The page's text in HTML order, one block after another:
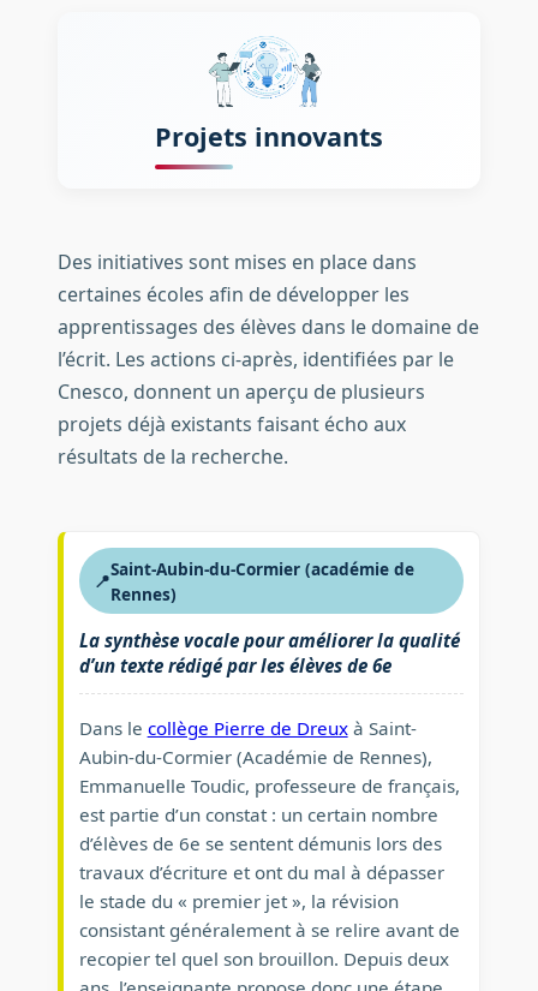
Projets innovants
Des initiatives sont mises en place dans
certaines écoles afin de développer les
apprentissages des élèves dans le domaine de
l’écrit. Les actions ci-après, identifiées par le
Cnesco, donnent un aperçu de plusieurs
projets déjà existants faisant écho aux
résultats de la recherche.
📍
Saint-Aubin-du-Cormier (académie de
Rennes)
La synthèse vocale pour améliorer la qualité
d’un texte rédigé par les élèves de 6e
Dans le collège Pierre de Dreuxà Saint-
Aubin-du-Cormier (Académie de Rennes),
Emmanuelle Toudic, professeure de français,
est partie d’un constat : un certain nombre
d’élèves de 6e se sentent démunis lors des
travaux d’écriture et ont du mal à dépasser
le stade du « premier jet », la révision
consistant généralement à se relire avant de
recopier tel quel son brouillon. Depuis deux